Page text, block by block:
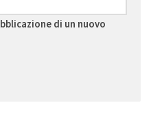
di un nuovo